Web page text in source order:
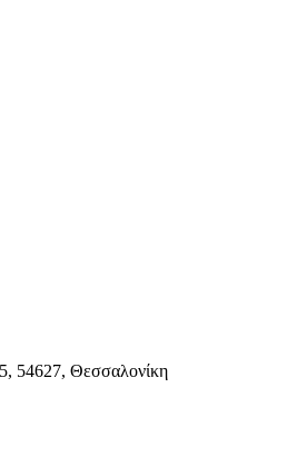
54627, Θεσσαλονίκη